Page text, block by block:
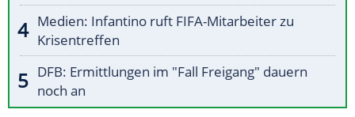
Medien: Infantino ruft FIFA-Mitarbeiter zu
Krisentreffen
DFB: Ermittlungen im "Fall Freigang" dauern
noch an